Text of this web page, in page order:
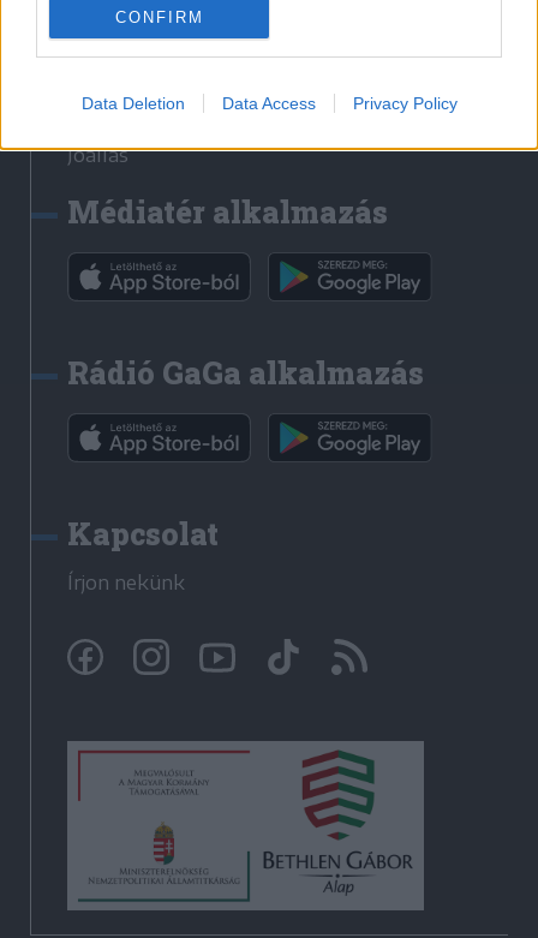
CONFIRM
Data Deletion Data Access Privacy Policy
Erdélyi Napló
Főtér
Jóállás
Médiatér alkalmazás
Rádió GaGa alkalmazás
Kapcsolat
Írjon nekünk